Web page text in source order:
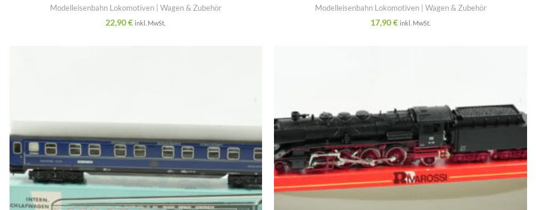
Modelleisenbahn Lokomotiven | Wagen & Zubehör
22,90€ inkl. MwSt.
Modelleisenbahn Lokomotiven | Wagen & Zubehör
17,90€ inkl. MwSt.